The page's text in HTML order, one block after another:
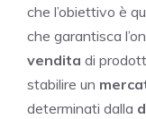
che l’obiettivo è
che garantisca
vendita di
stabilire un
determinati dalla